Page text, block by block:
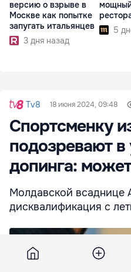
версию о взрыве в
Москве как попытке
запугать итальянцев
3 дня назад
5
Tv8 18 июня 2024, 09:48
Спортсменку
подозревают
допинга:
Молдавской всаднице
дисквалификация с